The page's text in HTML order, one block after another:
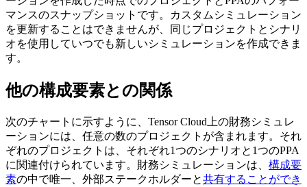
マンスのスナップショットです。カスタムシミュレーション
を更新することはできませんが、同じプロジェクトとシナリ
オを使用していつでも新しいシミュレーションを作成できま
す。
他の構成要素との関係
次のチャートに示すように、Tensor Cloud上の財務シミュレ
ーションには、任意の数のプロジェクトが含まれます。それ
ぞれのプロジェクトは、それぞれ1つのシナリオと1つのPPA
に関連付けられています。財務シミュレーションは、 構成要
素の中で唯一、外部ステークホルダーと共有することができ